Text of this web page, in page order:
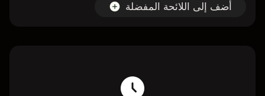
أضف إلى اللائحة المفضلة